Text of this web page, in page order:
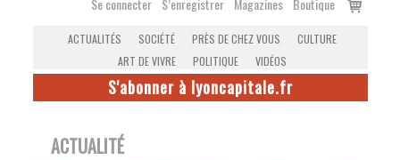
ACTUALITÉS SOCIÉTÉ PRÈS DE CHEZ VOUS
CULTURE
ART DE VIVRE
POLITIQUE VIDÉOS
S'abonner à lyoncapitale.fr
ACTUALITÉ